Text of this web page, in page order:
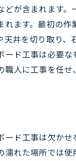
どが含まれます
れます。最初の
井を切り取り、
ード工事は必要
人に工事を任
ード工事は欠か
れた場所では